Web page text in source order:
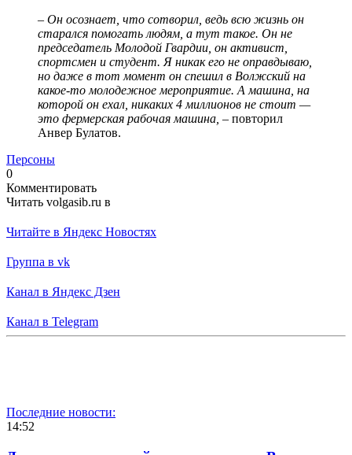
– Он осознает, что сотворил, ведь всю жизнь он
старался помогать людям, а тут такое. Он не
председатель Молодой Гвардии, он активист,
спортсмен и студент. Я никак его не оправдываю,
но даже в тот момент он спешил в Волжский на
какое-то молодежное мероприятие. А машина, на
которой он ехал, никаких 4 миллионов не стоит —
это фермерская рабочая машина, – повторил
Анвер Булатов.
Персоны
0
Комментировать
Читать volgasib.ru в
Читайте в Яндекс Новостях
Группа в vk
Канал в Яндекс Дзен
Канал в Telegram
Последние новости:
14:52